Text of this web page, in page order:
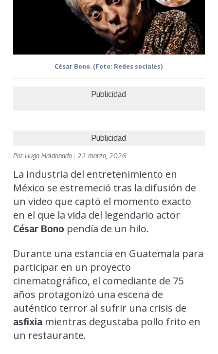
César Bono. (Foto: Redes sociales)
Publicidad
Publicidad
PorHugo Maldonado 22 marzo, 2026
La industria del entretenimiento en
México se estremeció tras la difusión de
un video que captó el momento exacto
en el que la vida del legendario actor
César Bono pendía de un hilo.
Durante una estancia en Guatemala para
participar en un proyecto
cinematográfico, el comediante de 75
años protagonizó una escena de
auténtico terror al sufrir una crisis de
asfixiamientras degustaba pollo frito en
un restaurante.